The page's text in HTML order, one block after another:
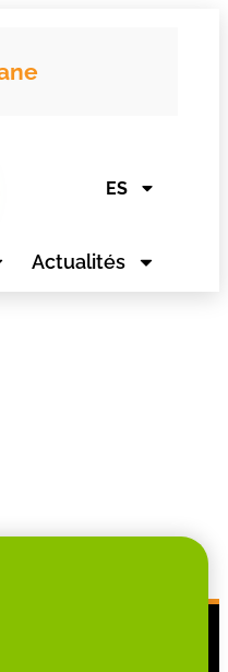
ES
Actualités